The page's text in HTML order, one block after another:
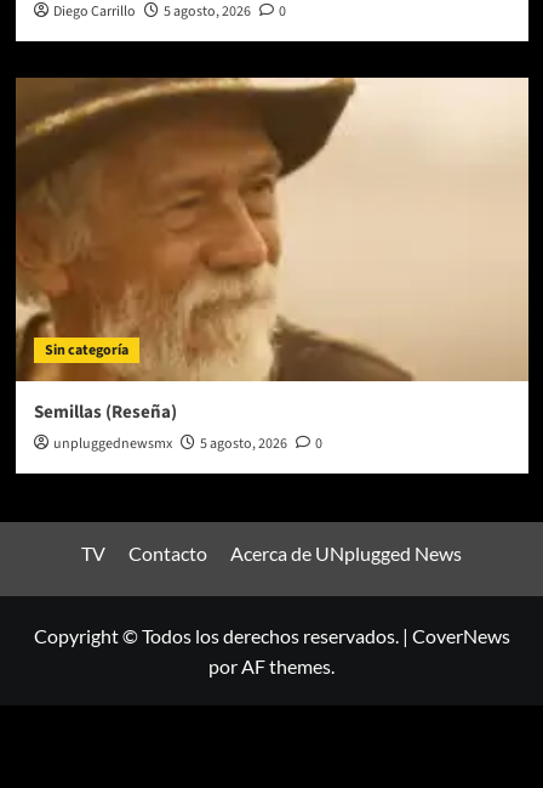
Diego Carrillo 5 agosto, 2026 0
Sin categoría
Semillas (Reseña)
unpluggednewsmx 5 agosto, 2026 0
TV Contacto Acerca de UNplugged News
Copyright © Todos los derechos reservados. | CoverNews
por AF themes.